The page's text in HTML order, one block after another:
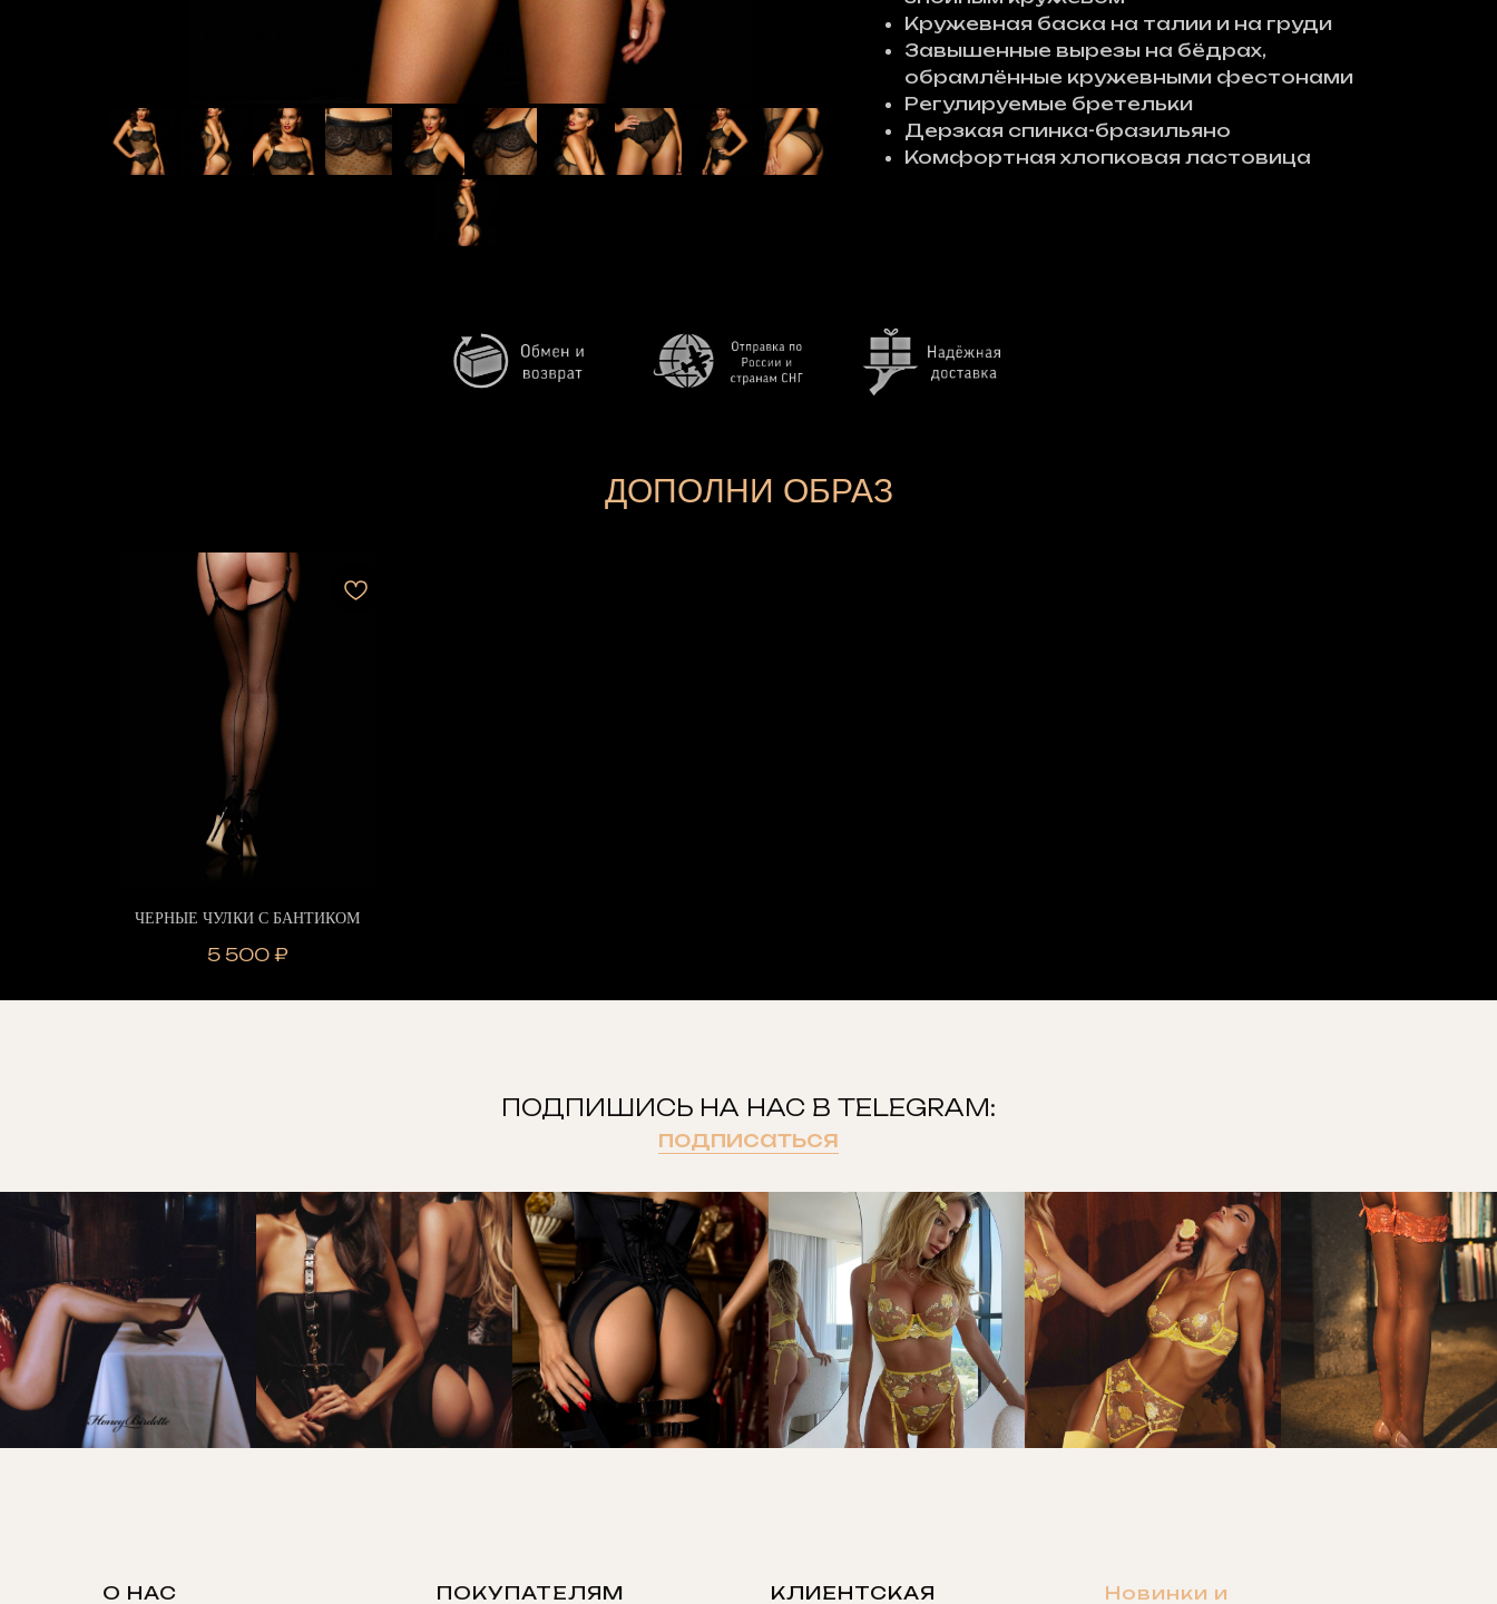
Кружевная баска на талии и на груди
Завышенные вырезы на бёдрах,
обрамлённые кружевными фестонами
Регулируемые бретельки
Дерзкая спинка-бразильяно
Комфортная хлопковая ластовица
ДОПОЛНИ ОБРАЗ
ЧЕРНЫЕ ЧУЛКИ С БАНТИКОМ
5 500 ₽
ПОДПИШИСЬ НА НАС В TELEGRAM:
подписаться
О НАС ПОКУПАТЕЛЯМ КЛИЕНТСКАЯ Новинки и